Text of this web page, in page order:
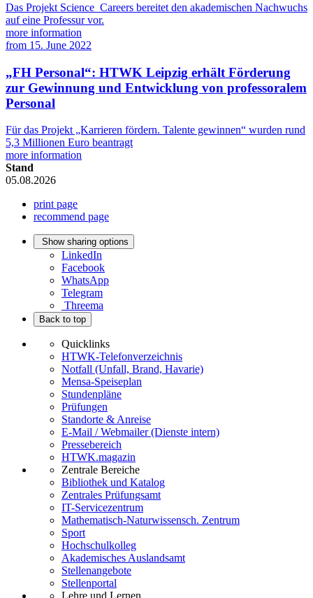
Das Projekt Science_Careers bereitet den akademischen Nachwuchs
auf eine Professur vor.
more information
from 15. June 2022
„FH Personal“: HTWK Leipzig erhält Förderung
zur Gewinnung und Entwicklung von professoralem
Personal
Für das Projekt „Karrieren fördern. Talente gewinnen“ wurden rund
5,3 Millionen Euro beantragt
more information
Stand
05.08.2026
print page
recommend page
Show sharing options
LinkedIn
Facebook
WhatsApp
Telegram
Threema
Back to top
Quicklinks
HTWK-Telefonverzeichnis
Notfall (Unfall, Brand, Havarie)
Mensa-Speiseplan
Stundenpläne
Prüfungen
Standorte & Anreise
E-Mail / Webmailer (Dienste intern)
Pressebereich
HTWK.magazin
Zentrale Bereiche
Bibliothek und Katalog
Zentrales Prüfungsamt
IT-Servicezentrum
Mathematisch-Naturwissensch. Zentrum
Sport
Hochschulkolleg
Akademisches Auslandsamt
Stellenangebote
Stellenportal